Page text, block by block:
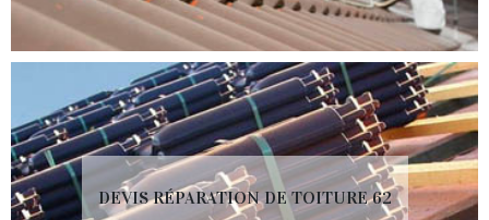
DEVIS RÉPARATION DE TOITURE 62